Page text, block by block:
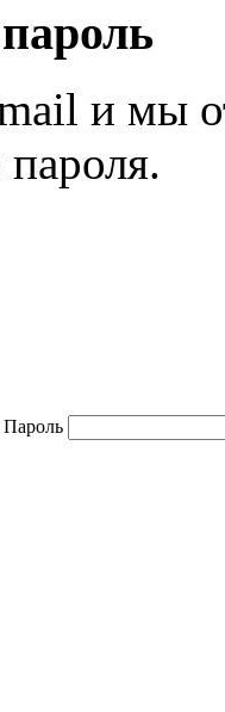
и мы
пароля.
Пароль